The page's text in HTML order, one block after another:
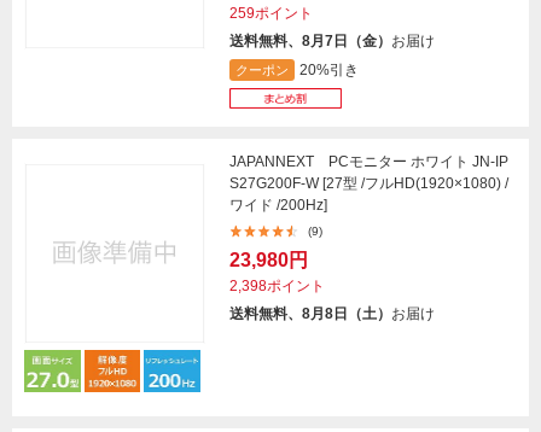
259ポイント
送料無料、8月7日（金） お届け
クーポン 20%引き
JAPANNEXT PCモニター ホワイト JN-IP
S27G200F-W [27型 /フルHD(1920×1080) /
ワイド /200Hz]
(9)
23,980円
2,398ポイント
送料無料、8月8日（土） お届け